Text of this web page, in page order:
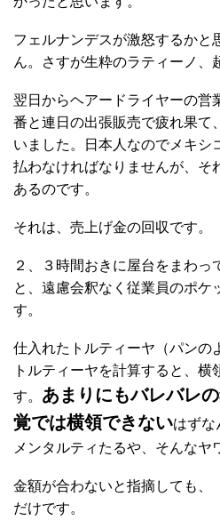
フェルナンデスが激怒するかと
ん。さすが生粋のラティーノ、
翌日からヘアードライヤーの営
番と連日の出張販売で疲れ果て
いました。日本人なのでメキシ
払わなければなりませんが、そ
あるのです。
それは、売上げ金の回収です。
２、３時間おきに屋台をまわっ
と、遠慮会釈なく従業員のポケ
す。
仕入れたトルティーヤ（パンの
トルティーヤを計算すると、横
す。 あまりにもバレバレ
覚では横領できないはずな
メンタルティたるや、そんなヤ
金額が合わないと指摘しても、
だけです。